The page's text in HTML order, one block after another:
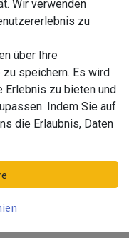
mm,
V4A^
Wir verwenden
zu
über Ihre
speichern. Es wird
Erlebnis zu bieten und
Indem Sie auf
die Erlaubnis, Daten